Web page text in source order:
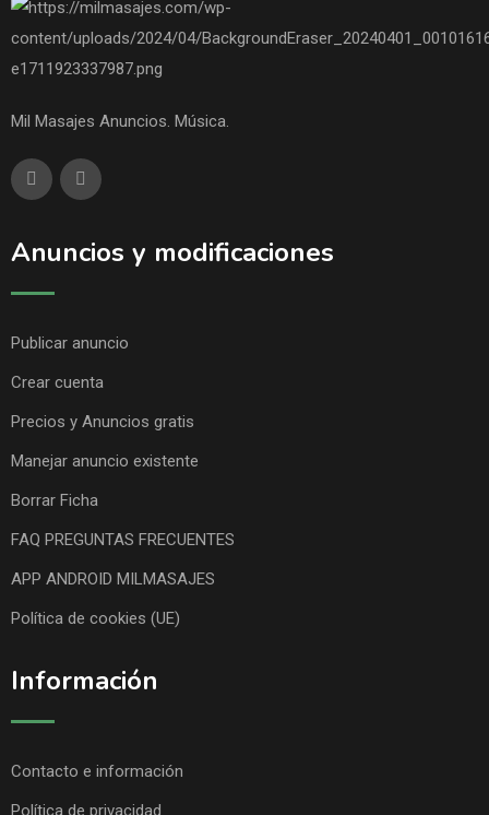
Mil Masajes Anuncios. Música.
Anuncios y modificaciones
Publicar anuncio
Crear cuenta
Precios y Anuncios gratis
Manejar anuncio existente
Borrar Ficha
FAQ PREGUNTAS FRECUENTES
APP ANDROID MILMASAJES
Política de cookies (UE)
Información
Contacto e información
Política de privacidad